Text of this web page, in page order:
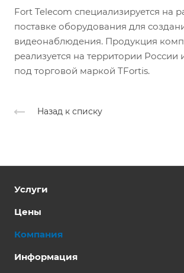
Fort Telecom специализируется на
поставке оборудования для
видеонаблюдения. Продукция
реализуется на территории России
под торговой маркой TFortis.
Назад к списку
Услуги
Цены
Компания
Информация